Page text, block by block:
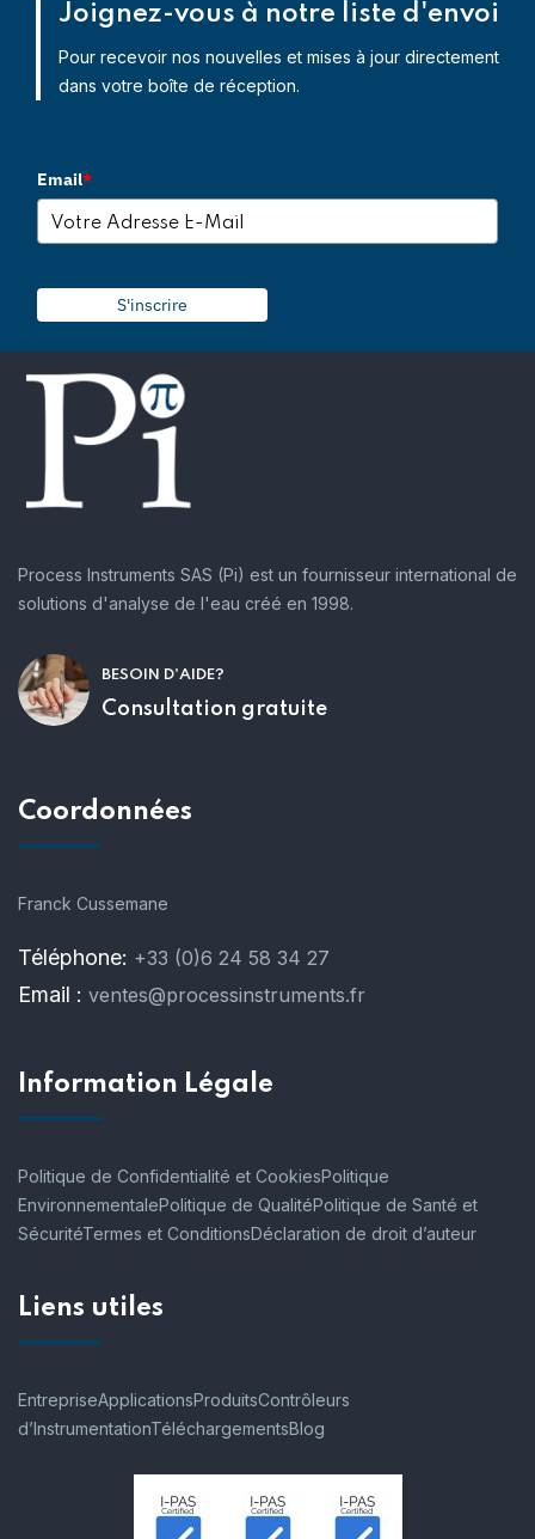
Joignez-vous à notre liste d'envoi
Pour recevoir nos nouvelles et mises à jour directement
dans votre boîte de réception.
Email*
S'inscrire
Process Instruments SAS (Pi) est un fournisseur international de
solutions d'analyse de l'eau créé en 1998.
BESOIN D'AIDE?
Consultation gratuite
Coordonnées
Franck Cussemane
Téléphone: +33 (0)6 24 58 34 27
Email : ventes@processinstruments.fr
Information Légale
Politique de Confidentialité et CookiesPolitique
EnvironnementalePolitique de QualitéPolitique de Santé et
SécuritéTermes et ConditionsDéclaration de droit d’auteur
Liens utiles
EntrepriseApplicationsProduitsContrôleurs
d’InstrumentationTéléchargementsBlog